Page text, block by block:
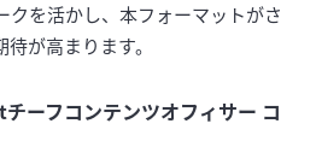
クを活かし、本フォーマットがさ
が高まります。
ーフコンテンツオフィサー コ